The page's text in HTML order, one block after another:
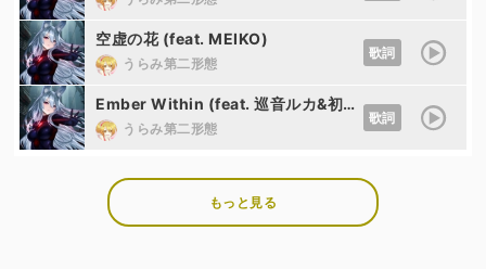
空虚の花 (feat. MEIKO)
うらみ第二形態
歌詞
Ember Within (feat. 巡音ルカ&初音ミク)
うらみ第二形態
歌詞
もっと見る